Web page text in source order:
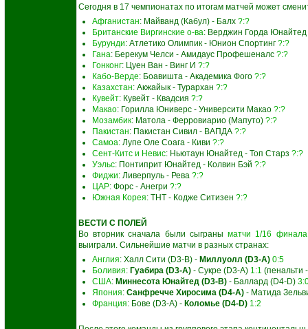
Сегодня в 17 чемпионатах по итогам матчей может
Афганистан: Майванд (Кабул) - Балх ?:?
Британские Виргинские о-ва: Верджин Горда
Бурунди: Атлетико Олимпик - Юнион Спортинг ?:?
Гана: Берекум Челси - Амидаус Профешеналс ?:?
Гонконг: Цуен Ван - Винг И ?:?
Кабо-Верде: Боавишта - Академика Фого ?:?
Казахстан: Акжайык - Турархан ?:?
Кувейт: Кувейт - Квадсия ?:?
Макао: Горилла Юниверс - Университи Макао ?:?
Мозамбик: Матола - Ферровиарио (Мапуто) ?:?
Пакистан: Пакистан Сивил - ВАПДА ?:?
Самоа: Лупе Оле Соага - Киви ?:?
Сент-Китс и Невис: Ньютаун Юнайтед - Топ Старз ?:?
Уэльс: Понтиприт Юнайтед - Колвин Бэй ?:?
Фиджи: Ливерпуль - Рева ?:?
ЦАР: Форс - Анегри ?:?
Южная Корея: ТНТ - Кодже Ситизен ?:?
ВЕСТИ С ПОЛЕЙ
Во вторник сначала были сыграныматчи 1/16 финала
выиграли. Сильнейшие матчи в разных странах:
Англия: Халл Сити (D3-B) - Миллуолл (D3-A) 0:5
Боливия: Гуабира (D3-A) - Сукре (D3-A) 1:1 (пенальти
США: Миннесота Юнайтед (D3-B) - Баллард (D4-D)
Япония: Санфречче Хиросима (D4-A) - Матида
Франция: Бове (D3-A) - Коломье (D4-D) 1:2